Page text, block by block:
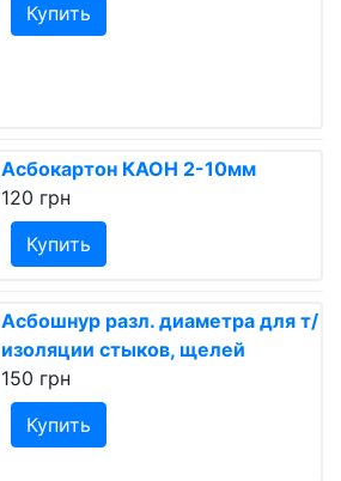
Купить
Асбокартон КАОН 2-10мм
120 грн
Купить
Асбошнур разл. диаметра для т/
изоляции стыков, щелей
150 грн
Купить